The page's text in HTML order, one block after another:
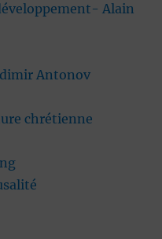
Alain
Antonov
chrétienne